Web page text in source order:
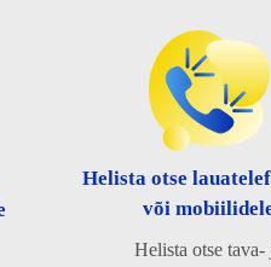
Helista otse
või
Helista otse tava-